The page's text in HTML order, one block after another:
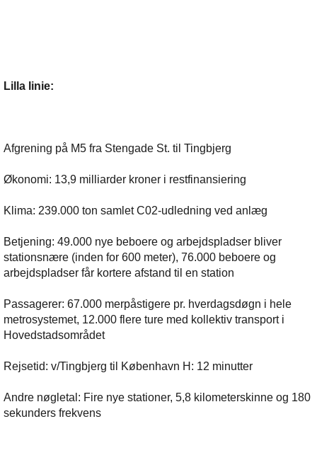
Lilla linie:
Afgrening på M5 fra Stengade St. til Tingbjerg
Økonomi: 13,9 milliarder kroner i restfinansiering
Klima: 239.000 ton samlet C02-udledning ved anlæg
Betjening: 49.000 nye beboere og arbejdspladser bliver
stationsnære (inden for 600 meter), 76.000 beboere og
arbejdspladser får kortere afstand til en station
Passagerer: 67.000 merpåstigere pr. hverdagsdøgn i hele
metrosystemet, 12.000 flere ture med kollektiv transport i
Hovedstadsområdet
Rejsetid: v/Tingbjerg til København H: 12 minutter
Andre nøgletal: Fire nye stationer, 5,8 kilometerskinne og 180
sekunders frekvens